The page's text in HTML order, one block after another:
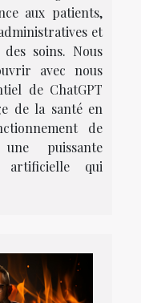
aux patients,
et
soins. Nous
avec nous
de ChatGPT
de la santé en
de
puissante
artificielle qui